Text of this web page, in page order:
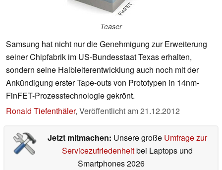
Teaser
Samsung hat nicht nur die Genehmigung zur Erweiterung
seiner Chipfabrik im US-Bundesstaat Texas erhalten,
sondern seine Halbleiterentwicklung auch noch mit der
Ankündigung erster Tape-outs von Prototypen in 14nm-
FinFET-Prozesstechnologie gekrönt.
Ronald Tiefenthäler, Veröffentlicht am21.12.2012
Jetzt mitmachen: Unsere große Umfrage zur
Servicezufriedenheitbei Laptops und
Smartphones 2026